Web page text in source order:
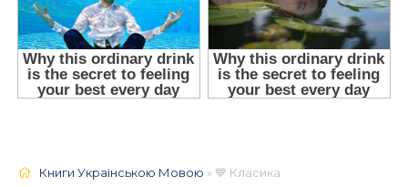
Книги Українською Мовою » 💙 Класика